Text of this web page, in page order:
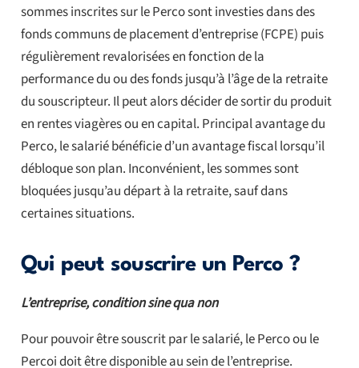
sommes inscrites sur le Perco sont investies dans des
fonds communs de placement d’entreprise (FCPE) puis
régulièrement revalorisées en fonction de la
performance du ou des fonds jusqu’à l’âge de la retraite
du souscripteur. Il peut alors décider de sortir du produit
en rentes viagères ou en capital. Principal avantage du
Perco, le salarié bénéficie d’un avantage fiscal lorsqu’il
débloque son plan. Inconvénient, les sommes sont
bloquées jusqu’au départ à la retraite, sauf dans
certaines situations.
Qui peut souscrire un Perco ?
L’entreprise, condition sine qua non
Pour pouvoir être souscrit par le salarié, le Perco ou le
Percoi doit être disponible au sein de l’entreprise.